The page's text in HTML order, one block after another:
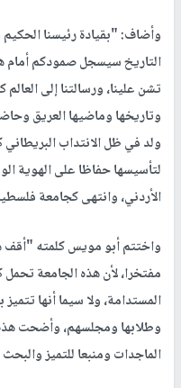
وأضاف: "بقيادة رئيسنا
التاريخ سيسجل صمودكم أمام
تشن علينا، ورسالتنا إلى
وتاريخها وماضيها العريق
ولد في ظل الانتداب
لتأسيسها حفاظا على الهوية
الأردني، وانتهى كجامعة
واختتم أبو مويس كلمته
مفتخرا، لأن هذه الجامعة تحمل
المستدامة، ولا سيما أنها
وطلابها ومجلسهم، وأضحت
الماجدات ومنبعا للتميز